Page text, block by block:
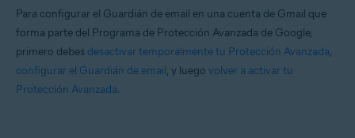
Productos:
Avast Premium Security
Avast Mobile Security Premium
Sistemas operativos:
Para configurar el Guardián de email en una cuenta de Gmail que
forma parte del Programa de Protección Avanzada de Google,
primero debes desactivar temporalmente tu Protección Avanzada,
configurar el Guardián de email, y luego volver a activar tu
Protección Avanzada.